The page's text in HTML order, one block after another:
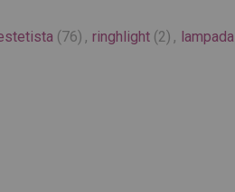
(76) , ringhlight (2) , lampada